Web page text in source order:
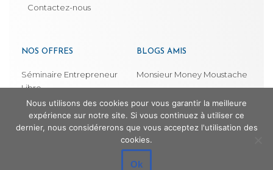
Contactez-nous
NOS OFFRES
Séminaire Entrepreneur
Libre
Profession : Entrepreneur
libre
Lancement Orchestré
BLOGS AMIS
Monsieur Money Moustache
Architecte d'intérieur en
Guadeloupe
Nous utilisons des cookies pour vous garantir la meilleure
expérience sur notre site. Si vous continuez à utiliser ce
dernier, nous considérerons que vous acceptez l'utilisation des
cookies.
Ok